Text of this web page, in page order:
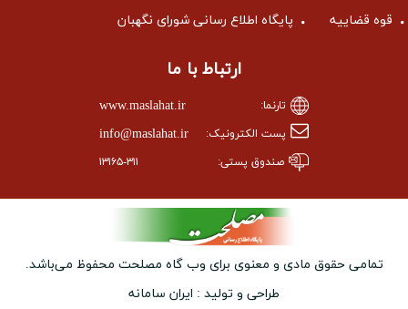
قوه قضاییه پایگاه اطلاع رسانی شورای نگهبان
ارتباط با ما
تارنما: www.maslahat.ir
پست الکترونیک: info@maslahat.ir
صندوق پستی: ۱۳۱۶۵-۳۱۱
تمامی حقوق مادی و معنوی برای وب ‌گاه مصلحت محفوظ می‌باشد.
طراحی و تولید : ایران سامانه